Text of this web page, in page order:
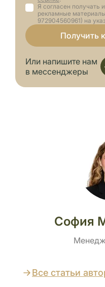
Или напишите нам
в мессенджеры
Я согласен получать
рекламные
972904560961) на
Получить
София
Все статьи